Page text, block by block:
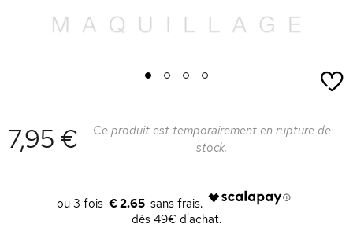
1 2 3 4
7,95 €
Ce produit est temporairement en rupture de
stock.
€ 2.65
dès 49€ d'achat.